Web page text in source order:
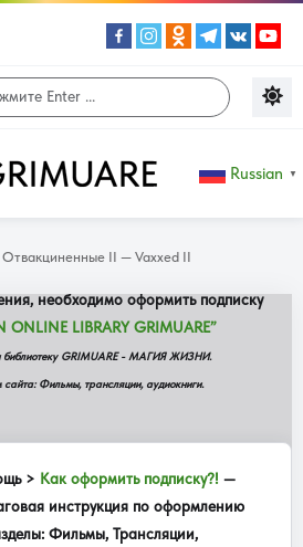
Russian ▼
Отвакциненные II — Vaxxed II
странице сайта не
необходимо оформить подписку
ONLINE LIBRARY GRIMUARE”
библиотеку GRIMUARE - МАГИЯ ЖИЗНИ.
Фильмы, трансляции, аудиокниги.
> Как оформить подписку?! —
инструкция по оформлению
Фильмы, Трансляции,